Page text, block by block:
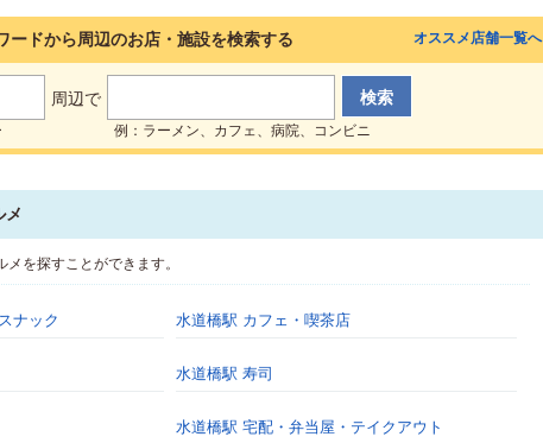
ードから周辺のお店・施設を検索する
周辺で
例：ラーメン、カフェ、病院、コンビニ
オススメ店舗一覧へ
メ
を探すことができます。
ナック 水道橋駅 カフェ・喫茶店
水道橋駅 寿司
水道橋駅 宅配・弁当屋・テイクアウト